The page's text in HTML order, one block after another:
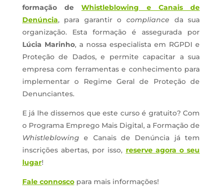
formação deWhistleblowing e Canais de
Denúncia, para garantir ocompliance da sua
organização. Esta formação é assegurada por
Lúcia Marinho, a nossa especialista em RGPDI e
Proteção de Dados, e permite capacitar a sua
empresa com ferramentas e conhecimento para
implementar o Regime Geral de Proteção de
Denunciantes.
E já lhe dissemos que este curso é gratuito? Com
o Programa Emprego Mais Digital, a Formação de
Whistleblowing e Canais de Denúncia já tem
inscrições abertas, por isso, reserve agora o seu
lugar!
Fale connoscopara mais informações!